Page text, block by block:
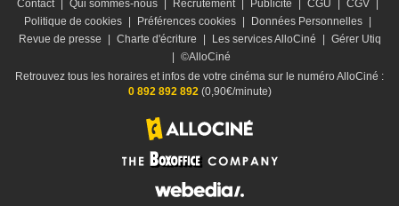
Contact Qui sommes-nous Recrutement Publicité CGU CGV
Politique de cookies
Préférences cookies Données Personnelles
Revue de presse
Charte d'écriture Les services AlloCiné
Gérer Utiq
©AlloCiné
Retrouvez tous les horaires et infos de votre cinéma sur le numéro AlloCiné :
0 892 892 892(0,90€/minute)